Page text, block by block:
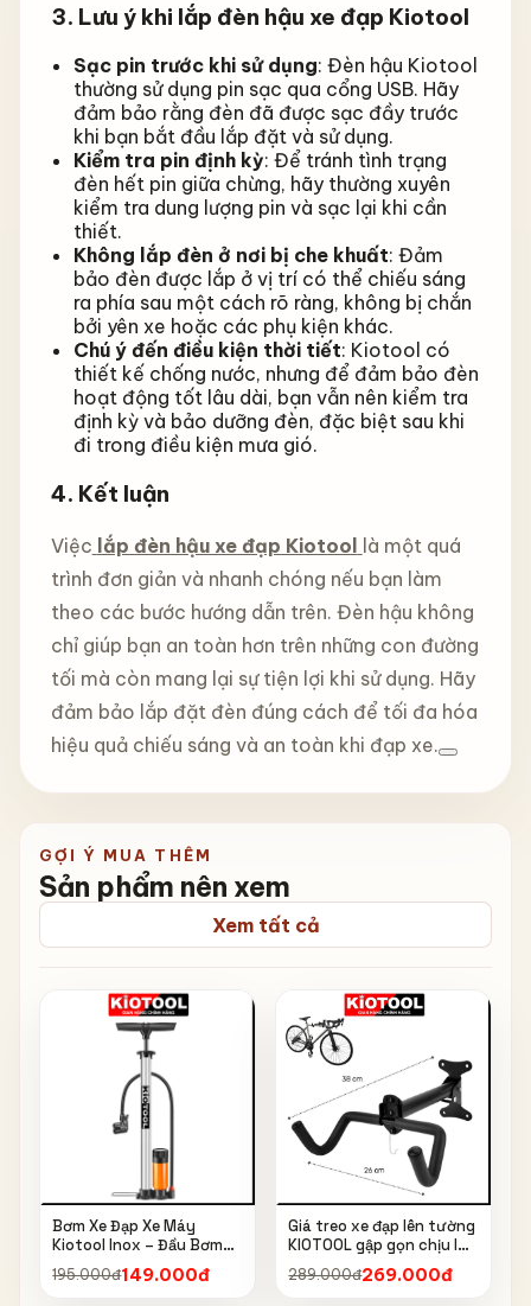
3. Lưu ý khi lắp đèn hậu xe đạp Kiotool
Sạc pin trước khi sử dụng: Đèn hậu Kiotool
thường sử dụng pin sạc qua cổng USB. Hãy
đảm bảo rằng đèn đã được sạc đầy trước
khi bạn bắt đầu lắp đặt và sử dụng.
Kiểm tra pin định kỳ: Để tránh tình trạng
đèn hết pin giữa chừng, hãy thường xuyên
kiểm tra dung lượng pin và sạc lại khi cần
thiết.
Không lắp đèn ở nơi bị che khuất: Đảm
bảo đèn được lắp ở vị trí có thể chiếu sáng
ra phía sau một cách rõ ràng, không bị chắn
bởi yên xe hoặc các phụ kiện khác.
Chú ý đến điều kiện thời tiết: Kiotool có
thiết kế chống nước, nhưng để đảm bảo đèn
hoạt động tốt lâu dài, bạn vẫn nên kiểm tra
định kỳ và bảo dưỡng đèn, đặc biệt sau khi
đi trong điều kiện mưa gió.
4. Kết luận
Việc lắp đèn hậu xe đạp Kiotool
là một quá
trình đơn giản và nhanh chóng nếu bạn làm
theo các bước hướng dẫn trên. Đèn hậu không
chỉ giúp bạn an toàn hơn trên những con đường
tối mà còn mang lại sự tiện lợi khi sử dụng. Hãy
đảm bảo lắp đặt đèn đúng cách để tối đa hóa
hiệu quả chiếu sáng và an toàn khi đạp xe.
GỢI Ý MUA THÊM
Sản phẩm nên xem
Xem tất cả
Bơm Xe Đạp Xe Máy
Kiotool Inox – Đầu Bơm
Thông Minh, Kèm Bơm
Bóng, Đồng Hồ 160 PSI
195.000đ149.000đ
Giá treo xe đạp lên tường
KIOTOOL gập gọn chịu lực
cao kèm móc treo mũ bảo
hiểm
289.000đ269.000đ